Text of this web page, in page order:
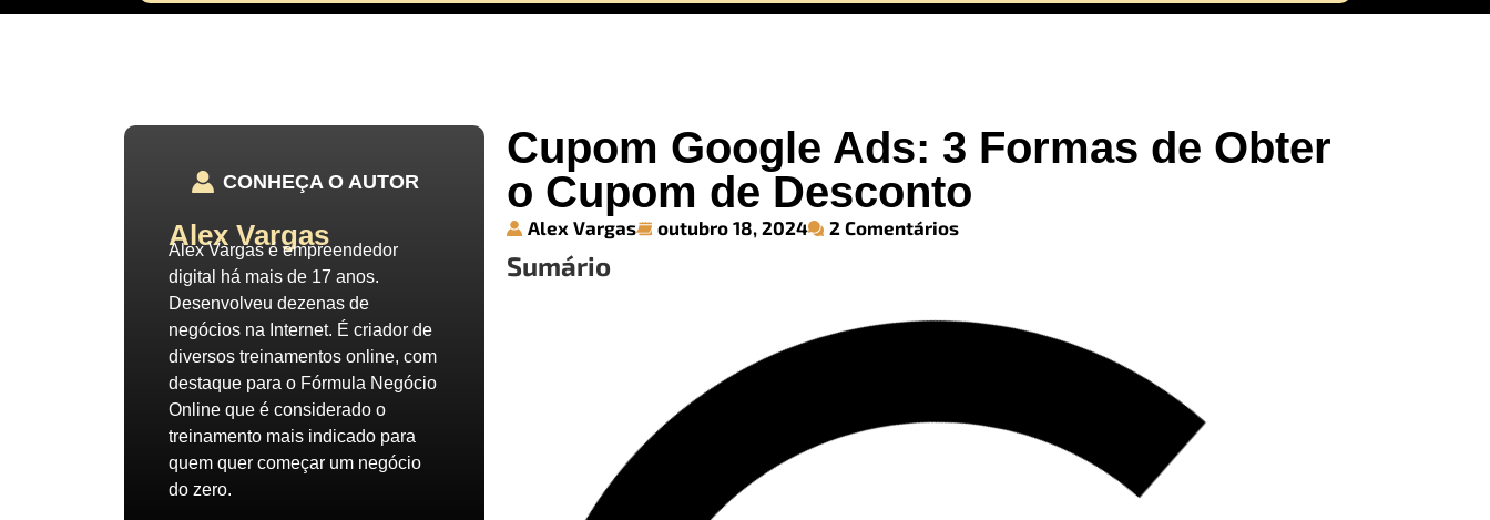
CONHEÇA O AUTOR
Alex Vargas
Alex Vargas é empreendedor
digital há mais de 17 anos.
Desenvolveu dezenas de
negócios na Internet. É criador de
diversos treinamentos online, com
destaque para o Fórmula Negócio
Online que é considerado o
treinamento mais indicado para
quem quer começar um negócio
do zero.
Cupom Google Ads: 3 Formas de Obter
o Cupom de Desconto
Alex Vargas outubro 18, 2024 2 Comentários
Sumário